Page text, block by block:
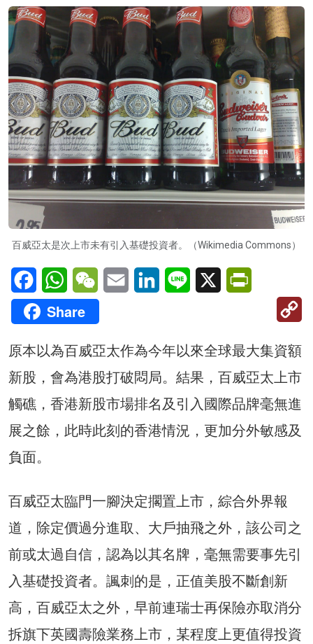
關於我們
百威亞太是次上市未有引入基礎投資者。（Wikimedia Commons）
FacebookWhatsAppWeChatEmail LinkedInLine X
Share
原本以為百威亞太作為今年以來全球最大集資額
新股，會為港股打破悶局。結果，百威亞太上市
觸礁，香港新股市場排名及引入國際品牌毫無進
展之餘，此時此刻的香港情況，更加分外敏感及
負面。
百威亞太臨門一腳決定擱置上市，綜合外界報
道，除定價過分進取、大戶抽飛之外，該公司之
前或太過自信，認為以其名牌，毫無需要事先引
入基礎投資者。諷刺的是，正值美股不斷創新
高，百威亞太之外，早前連瑞士再保險亦取消分
拆旗下英國壽險業務上市，某程度上更值得投資